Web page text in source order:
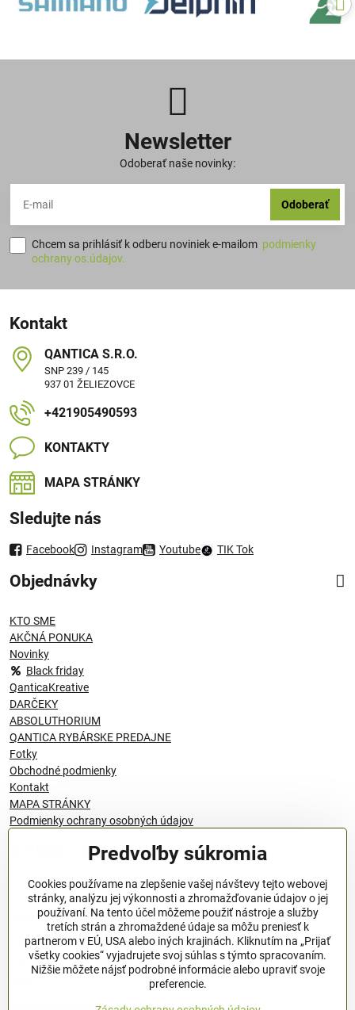
Newsletter
Odoberať naše novinky:
Odoberať
Chcem sa prihlásiť k odberu noviniek e-mailom podmienky
ochrany os.údajov.
Kontakt
QANTICA S​.R​.O​.
SNP 239 / 145
937 01 ŽELIEZOVCE
+421905490593
KONTAKTY
MAPA STRÁNKY
Sledujte nás
Facebook Instagram Youtube TIK Tok
Objednávky
KTO SME
AKČNÁ PONUKA
Novinky
Black friday
QanticaKreative
DARČEKY
ABSOLUTHORIUM
QANTICA RYBÁRSKE PREDAJNE
Fotky
Obchodné podmienky
Kontakt
MAPA STRÁNKY
Podmienky ochrany osobných údajov
© 1996 - 2024 QANTICA S.R.O
Podmienky ochrany osobných údajov
OBCHODNÉ PODMIENKY
Všeobecné nariadenie o bezpečnosti produktov (GPSR), Regulation
Pravidlá spracovania recenzií
Predvoľby súkromia
Cookies používame na zlepšenie vašej návštevy tejto webovej
stránky, analýzu jej výkonnosti a zhromažďovanie údajov o jej
používaní. Na tento účel môžeme použiť nástroje a služby
tretích strán a zhromaždené údaje sa môžu preniesť k
partnerom v EÚ, USA alebo iných krajinách. Kliknutím na „Prijať
všetky cookies“ vyjadrujete svoj súhlas s týmto spracovaním.
Nižšie môžete nájsť podrobné informácie alebo upraviť svoje
preferencie.